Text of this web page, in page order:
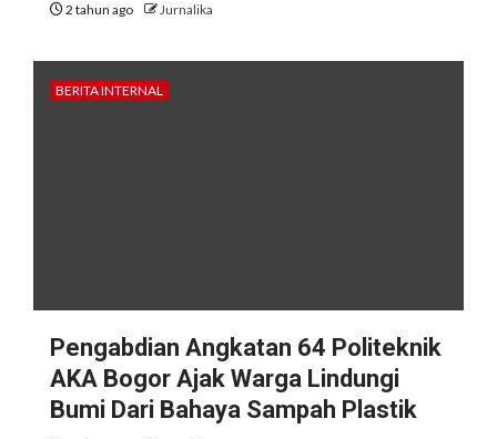
2 tahun ago Jurnalika
BERITA INTERNAL
Pengabdian Angkatan 64 Politeknik
AKA Bogor Ajak Warga Lindungi
Bumi Dari Bahaya Sampah Plastik